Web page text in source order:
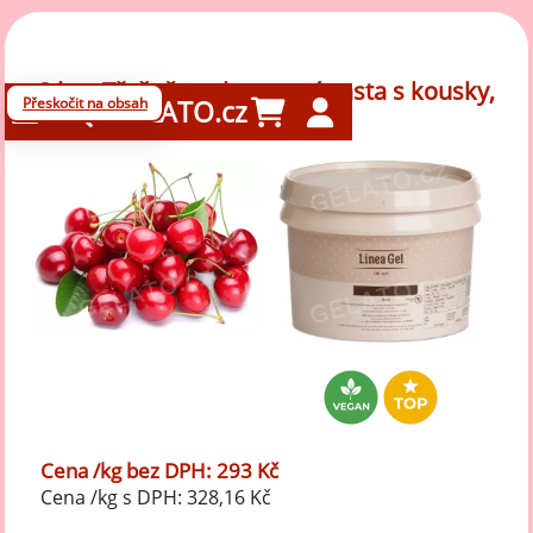
Přeskočit na obsahGELATO.cz
3 kg - Třešeň - ochucovací pasta s kousky,
LineaGel
Cena /kg bez DPH: 293 Kč
Cena /kg s DPH: 328,16 Kč